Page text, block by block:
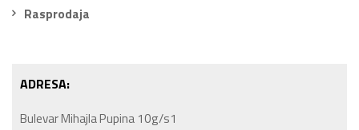
Rasprodaja
ADRESA:
Bulevar Mihajla Pupina 10g/s1